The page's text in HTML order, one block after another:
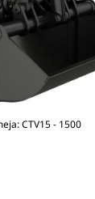
CTV15 - 1500